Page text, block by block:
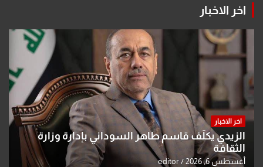
اخر الاخبار
اخر الاخبار
الزيدي يكلّف قاسم طاهر السوداني بإدارة وزارة
الثقافة
أغسطس 6, 2026 editor